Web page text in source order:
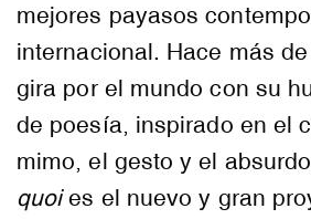
mejores payasos
internacional. Hace más
gira por el mundo con su
de poesía, inspirado en el
mimo, el gesto y el
quoies el nuevo y gran